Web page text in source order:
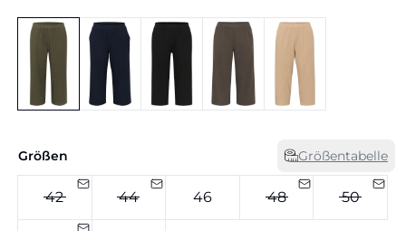
Größen Größentabelle
42 44 46 48 50